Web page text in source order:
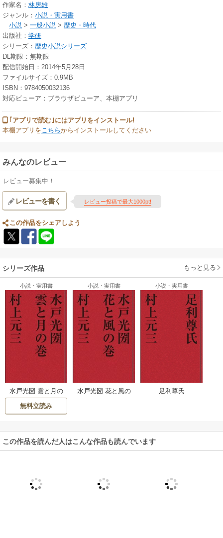
作家名： 林房雄
ジャンル： 小説・実用書
小説 > 一般小説 > 歴史・時代
出版社： 学研
シリーズ： 歴史小説シリーズ
DL期限：無期限
配信開始日：2014年5月28日
ファイルサイズ：0.9MB
ISBN：9784050032136
対応ビューア：ブラウザビューア、本棚アプリ
｢アプリで読む｣にはアプリをインストール!
本棚アプリをこちらからインストールしてください
みんなのレビュー
レビュー募集中！
レビューを書く レビュー投稿で最大1000pt!
この作品をシェアしよう
シリーズ作品 もっと見る
小説・実用書
水戸光圀 雲と月の
巻
無料立読み
小説・実用書
水戸光圀 花と風の
小説・実用書
足利尊氏
この作品を読んだ人はこんな作品も読んでいます